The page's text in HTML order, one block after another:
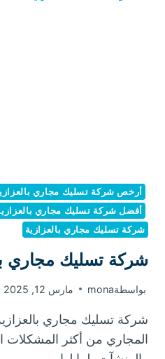
أرخص شركة تسليك مجاري
أفضل شركة تسليك مجاري
شركة تسليك مجاري بالعزازية
شركة تسليك مجاري
بواسطةmona مارس 12, 2025
شركة تسليك مجاري
المجاري من أكثر المشكلات